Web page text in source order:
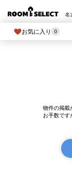
名
お気に入り 0
物件の掲載
お手数です